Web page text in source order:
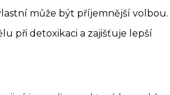
může být příjemnější volbou.
při detoxikaci a zajišťuje lepší